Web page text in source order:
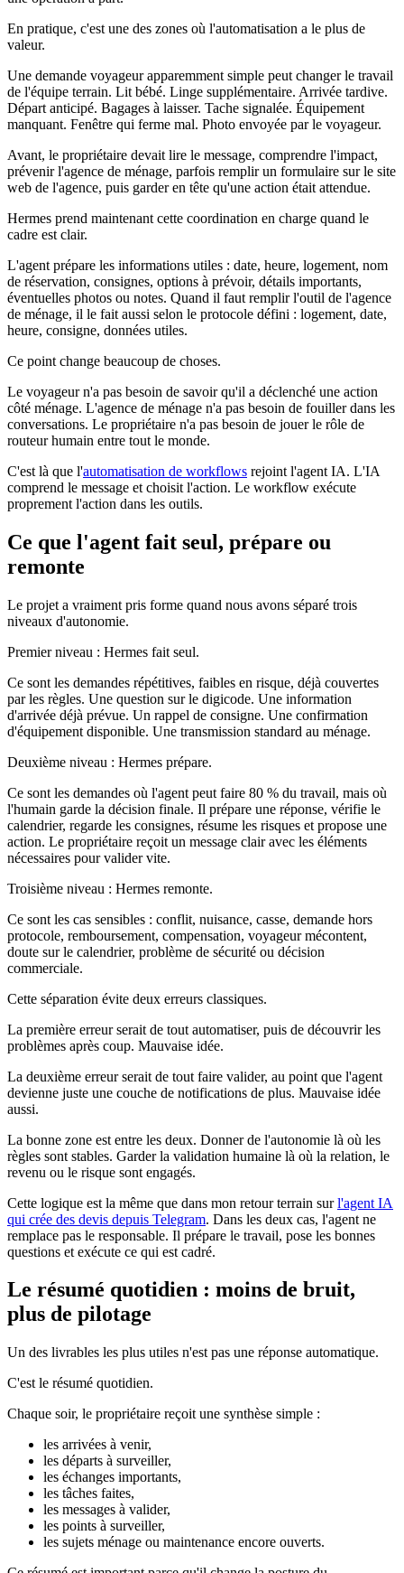
En pratique, c'est une des zones où l'automatisation a le plus de
valeur.
Une demande voyageur apparemment simple peut changer le travail
de l'équipe terrain. Lit bébé. Linge supplémentaire. Arrivée tardive.
Départ anticipé. Bagages à laisser. Tache signalée. Équipement
manquant. Fenêtre qui ferme mal. Photo envoyée par le voyageur.
Avant, le propriétaire devait lire le message, comprendre l'impact,
prévenir l'agence de ménage, parfois remplir un formulaire sur le site
web de l'agence, puis garder en tête qu'une action était attendue.
Hermes prend maintenant cette coordination en charge quand le
cadre est clair.
L'agent prépare les informations utiles : date, heure, logement, nom
de réservation, consignes, options à prévoir, détails importants,
éventuelles photos ou notes. Quand il faut remplir l'outil de l'agence
de ménage, il le fait aussi selon le protocole défini : logement, date,
heure, consigne, données utiles.
Ce point change beaucoup de choses.
Le voyageur n'a pas besoin de savoir qu'il a déclenché une action
côté ménage. L'agence de ménage n'a pas besoin de fouiller dans les
conversations. Le propriétaire n'a pas besoin de jouer le rôle de
routeur humain entre tout le monde.
C'est là que l'automatisation de workflows rejoint l'agent IA. L'IA
comprend le message et choisit l'action. Le workflow exécute
proprement l'action dans les outils.
Ce que l'agent fait seul, prépare ou
remonte
Le projet a vraiment pris forme quand nous avons séparé trois
niveaux d'autonomie.
Premier niveau : Hermes fait seul.
Ce sont les demandes répétitives, faibles en risque, déjà couvertes
par les règles. Une question sur le digicode. Une information
d'arrivée déjà prévue. Un rappel de consigne. Une confirmation
d'équipement disponible. Une transmission standard au ménage.
Deuxième niveau : Hermes prépare.
Ce sont les demandes où l'agent peut faire 80 % du travail, mais où
l'humain garde la décision finale. Il prépare une réponse, vérifie le
calendrier, regarde les consignes, résume les risques et propose une
action. Le propriétaire reçoit un message clair avec les éléments
nécessaires pour valider vite.
Troisième niveau : Hermes remonte.
Ce sont les cas sensibles : conflit, nuisance, casse, demande hors
protocole, remboursement, compensation, voyageur mécontent,
doute sur le calendrier, problème de sécurité ou décision
commerciale.
Cette séparation évite deux erreurs classiques.
La première erreur serait de tout automatiser, puis de découvrir les
problèmes après coup. Mauvaise idée.
La deuxième erreur serait de tout faire valider, au point que l'agent
devienne juste une couche de notifications de plus. Mauvaise idée
aussi.
La bonne zone est entre les deux. Donner de l'autonomie là où les
règles sont stables. Garder la validation humaine là où la relation, le
revenu ou le risque sont engagés.
Cette logique est la même que dans mon retour terrain surl'agent IA
qui crée des devis depuis Telegram. Dans les deux cas, l'agent ne
remplace pas le responsable. Il prépare le travail, pose les bonnes
questions et exécute ce qui est cadré.
Le résumé quotidien : moins de bruit,
plus de pilotage
Un des livrables les plus utiles n'est pas une réponse automatique.
C'est le résumé quotidien.
Chaque soir, le propriétaire reçoit une synthèse simple :
les arrivées à venir,
les départs à surveiller,
les échanges importants,
les tâches faites,
les messages à valider,
les points à surveiller,
les sujets ménage ou maintenance encore ouverts.